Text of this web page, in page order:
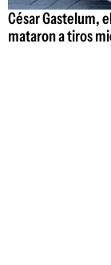
César Gastelum,
mataron a tiros